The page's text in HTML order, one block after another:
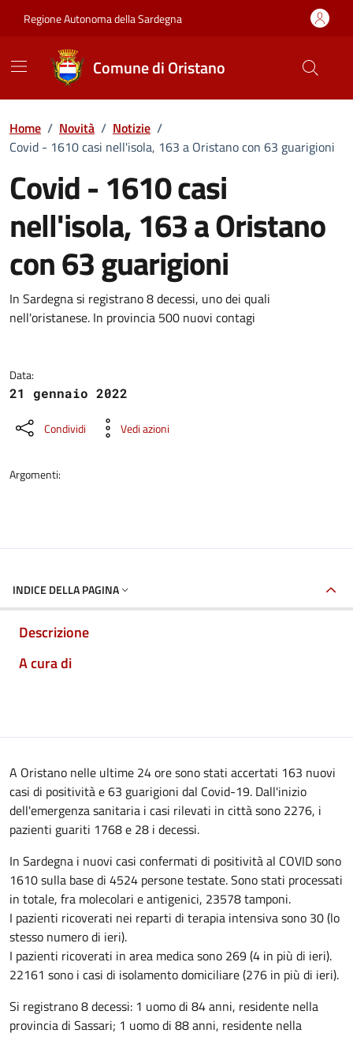
Regione Autonoma della Sardegna
Comune di Oristano
Home / Novità / Notizie /
Covid - 1610 casi nell'isola, 163 a Oristano con 63 guarigioni
Covid - 1610 casi
nell'isola, 163 a Oristano
con 63 guarigioni
Dettagli della notizia
In Sardegna si registrano 8 decessi, uno dei quali
nell'oristanese. In provincia 500 nuovi contagi
Data:
21 gennaio 2022
Condividi Vedi azioni
Argomenti:
INDICE DELLA PAGINA
Descrizione
A cura di
A Oristano nelle ultime 24 ore sono stati accertati 163 nuovi
casi di positività e 63 guarigioni dal Covid-19. Dall'inizio
dell'emergenza sanitaria i casi rilevati in città sono 2276, i
pazienti guariti 1768 e 28 i decessi.
In Sardegna i nuovi casi confermati di positività al COVID sono
1610 sulla base di 4524 persone testate. Sono stati processati
in totale, fra molecolari e antigenici, 23578 tamponi.
I pazienti ricoverati nei reparti di terapia intensiva sono 30 (lo
stesso numero di ieri).
I pazienti ricoverati in area medica sono 269 (4 in più di ieri).
22161 sono i casi di isolamento domiciliare (276 in più di ieri).
Si registrano 8 decessi: 1 uomo di 84 anni, residente nella
provincia di Sassari; 1 uomo di 88 anni, residente nella